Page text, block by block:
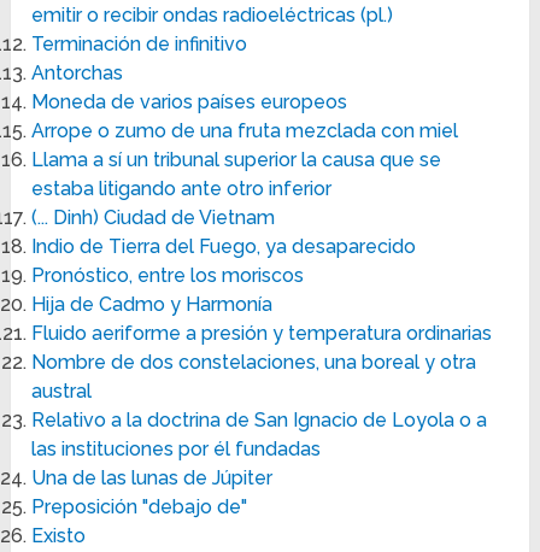
emitir o recibir ondas radioeléctricas (pl.)
Terminación de infinitivo
Antorchas
Moneda de varios países europeos
Arrope o zumo de una fruta mezclada con miel
Llama a sí un tribunal superior la causa que se
estaba litigando ante otro inferior
(... Dinh) Ciudad de Vietnam
Indio de Tierra del Fuego, ya desaparecido
Pronóstico, entre los moriscos
Hija de Cadmo y Harmonía
Fluido aeriforme a presión y temperatura ordinarias
Nombre de dos constelaciones, una boreal y otra
austral
Relativo a la doctrina de San Ignacio de Loyola o a
las instituciones por él fundadas
Una de las lunas de Júpiter
Preposición "debajo de"
Existo